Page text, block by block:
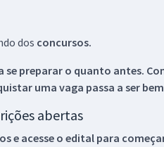
dos concursos.
se preparar o quanto antes.
uma vaga passa a ser
abertas
e acesse o edital para